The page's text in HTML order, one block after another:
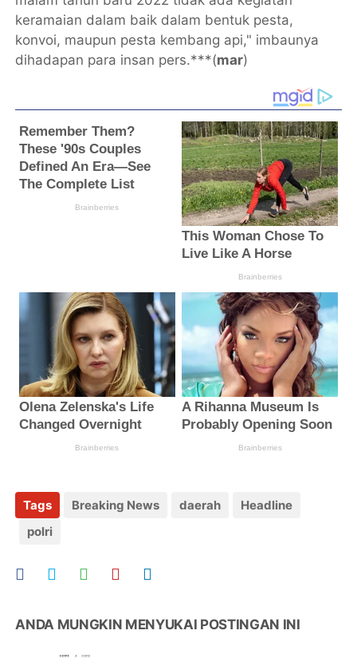
keramaian dalam baik dalam bentuk pesta,
konvoi, maupun pesta kembang api," imbaunya
dihadapan para insan pers.***(mar)
Tags Breaking News daerah
Headline
polri
ANDA MUNGKIN MENYUKAI POSTINGAN INI